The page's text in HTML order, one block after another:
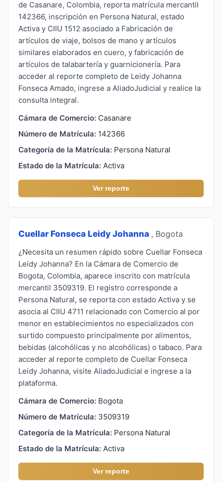
de Casanare, Colombia, reporta matrícula mercantil
142366, inscripción en Persona Natural, estado
Activa y CIIU 1512 asociado a Fabricación de
artículos de viaje, bolsos de mano y artículos
similares elaborados en cuero, y fabricación de
artículos de talabartería y guarnicionería. Para
acceder al reporte completo de Leidy Johanna
Fonseca Amado, ingrese a AliadoJudicial y realice la
consulta integral.
Cámara de Comercio: Casanare
Número de Matrícula: 142366
Categoría de la Matrícula: Persona Natural
Estado de la Matrícula: Activa
Ver reporte
Cuellar Fonseca Leidy Johanna , Bogota
¿Necesita un resumen rápido sobre Cuellar Fonseca
Leidy Johanna? En la Cámara de Comercio de
Bogota, Colombia, aparece inscrito con matrícula
mercantil 3509319. El registro corresponde a
Persona Natural, se reporta con estado Activa y se
asocia al CIIU 4711 relacionado con Comercio al por
menor en establecimientos no especializados con
surtido compuesto principalmente por alimentos,
bebidas (alcohólicas y no alcohólicas) o tabaco. Para
acceder al reporte completo de Cuellar Fonseca
Leidy Johanna, visite AliadoJudicial e ingrese a la
plataforma.
Cámara de Comercio: Bogota
Número de Matrícula: 3509319
Categoría de la Matrícula: Persona Natural
Estado de la Matrícula: Activa
Ver reporte